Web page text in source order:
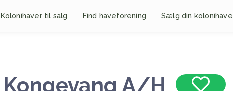
Kolonihaver til salg Find haveforening Sælg din kolonihave
Kongevang A/H